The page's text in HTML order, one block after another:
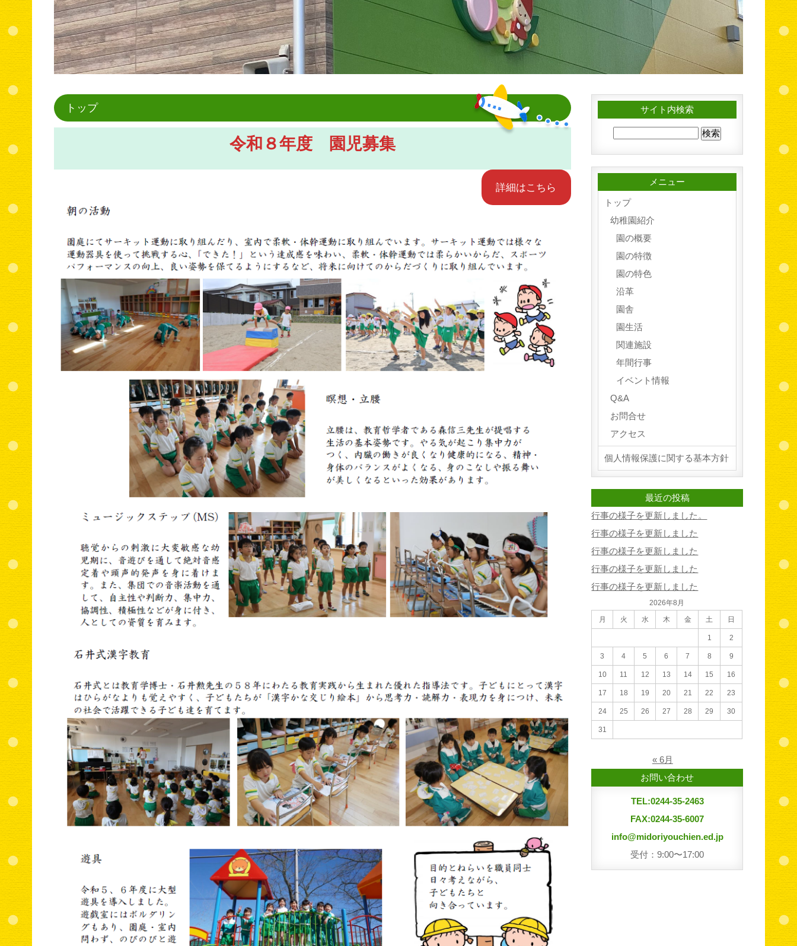
トップ
令和８年度 園児募集
詳細はこちら
サイト内検索
メニュー
トップ
幼稚園紹介
園の概要
園の特徴
園の特色
沿革
園舎
園生活
関連施設
年間行事
イベント情報
Q&A
お問合せ
アクセス
個人情報保護に関する基本方針
最近の投稿
行事の様子を更新しました。
行事の様子を更新しました
行事の様子を更新しました
行事の様子を更新しました
行事の様子を更新しました
2026年8月
月
火 水 木 金 土 日
1 2
3 4 5 6 7 8 9
10 11 12 13 14 15 16
17 18 19 20 21 22 23
24 25 26 27 28 29 30
31
« 6月
お問い合わせ
TEL:0244-35-2463
FAX:0244-35-6007
info@midoriyouchien.ed.jp
受付：9:00〜17:00